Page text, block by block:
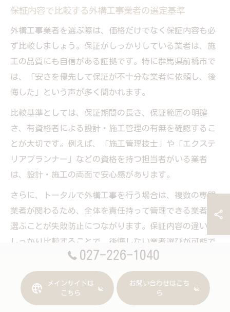
保証内容で比較する外構工事業者の選定基準
外構工事業者を選ぶ際は、価格だけでなく保証内容も必
ず比較しましょう。保証がしっかりしている業者は、施
工の品質にも自信がある証拠です。特に群馬県前橋市で
は、「安さを優先して保証が不十分な業者に依頼し、後
悔した」という声が多く聞かれます。
比較基準としては、保証期間の長さ、保証範囲の明確
さ、有資格者による設計・施工管理の有無を確認するこ
とが大切です。例えば、「施工管理技士」や「エクステ
リアプランナー」などの資格を持つ担当者がいる業者
は、設計・施工の両面で安心感があります。
さらに、トータルで外構工事を行う場合は、複数の専門
業者が関わるため、全体を責任持って管理できる業者を
選ぶことが失敗防止につながります。保証内容の違いを
しっかり比較することで、後悔しない業者選びが可能で
外構工事の契約書で抑えておきたい重要点
外構工事の契約書には、保証期間や範囲、施工内容、金
027-226-1040
メインサイトは
こちら
お問い合わせはこち
ら